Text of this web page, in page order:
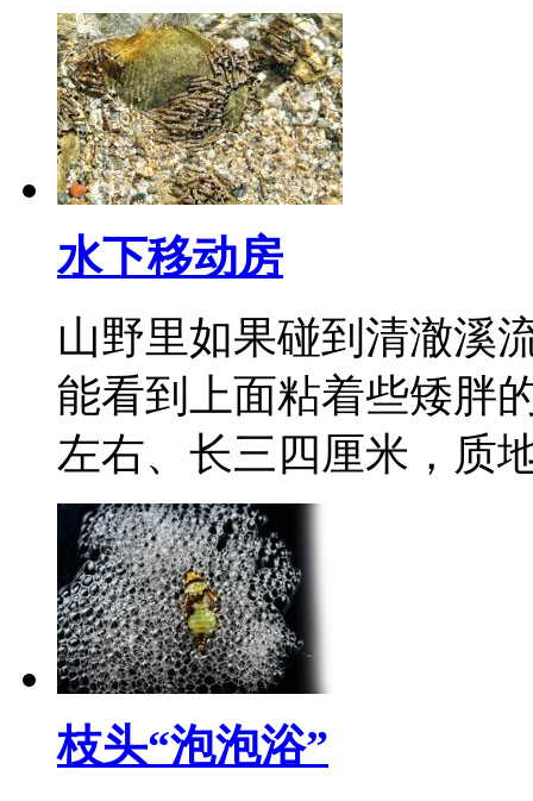
水下移动房
山野里如果碰到清澈溪
能看到上面粘着些矮胖
左右、长三四厘米，
枝头“泡泡浴”